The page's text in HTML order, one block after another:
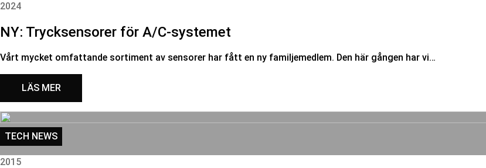
2024
NY: Trycksensorer för A/C-systemet
Vårt mycket omfattande sortiment av sensorer har fått en ny familjemedlem. Den här gången har vi…
LÄS MER
TECH NEWS
2015